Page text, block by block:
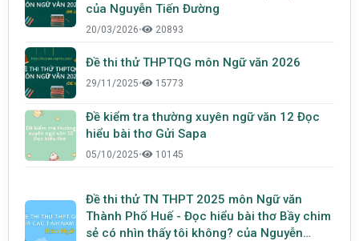
của Nguyễn Tiến Đường
20/03/2026• 20893
Đề thi thử THPTQG môn Ngữ văn 2026
29/11/2025• 15773
Đề kiểm tra thường xuyên ngữ văn 12 Đọc
hiểu bài thơ Gửi Sapa
05/10/2025• 10145
Đề thi thử TN THPT 2025 môn Ngữ văn
Thành Phố Huế - Đọc hiểu bài thơ Bầy chim
sẻ có nhìn thấy tôi không? của Nguyễn